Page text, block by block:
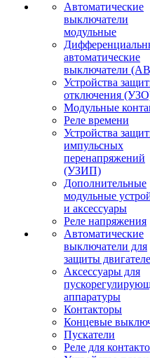
Автоматические
выключатели
модульные
автоматические
выключатели
Устройства
отключения
Модульные
Реле времени
Устройства
импульсных
перенапряжений
(УЗИП)
Дополнительные
модульные
и аксессуары
Реле напряжения
Автоматические
выключатели для
защиты
Аксессуары для
аппаратуры
Контакторы
Концевые
Пускатели
Реле для